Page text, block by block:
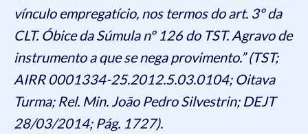
vínculo empregatício, nos termos do art. 3º da
CLT. Óbice da Súmula nº 126 do TST. Agravo de
instrumento a que se nega provimento.” (TST;
AIRR 0001334-25.2012.5.03.0104; Oitava
Turma; Rel. Min. João Pedro Silvestrin; DEJT
28/03/2014; Pág. 1727).